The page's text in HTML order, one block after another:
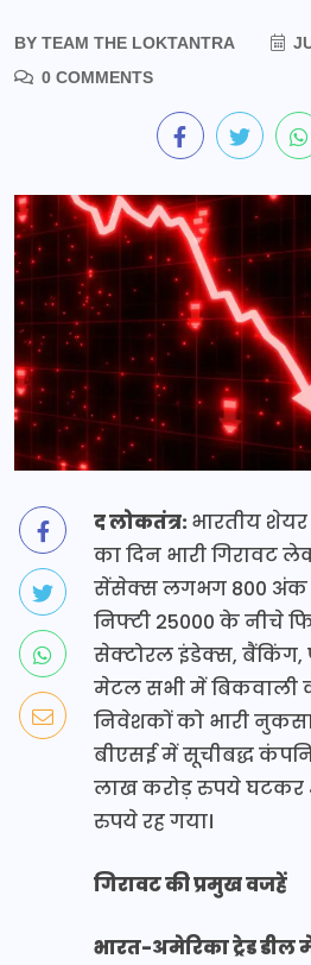
BY TEAM THE LOKTANTRA
0 COMMENTS
द लोकतंत्र:भारतीय
का दिन भारी गिरावट
सेंसेक्स लगभग 800 अंक
निफ्टी 25000 के नीचे
सेक्टोरल इंडेक्स,
मेटल सभी में बिकवाली
निवेशकों को भारी
बीएसई में सूचीबद्ध
लाख करोड़ रुपये घटकर
रुपये रह गया।
गिरावट की प्रमुख वजहें
भारत-अमेरिका ट्रेड डील